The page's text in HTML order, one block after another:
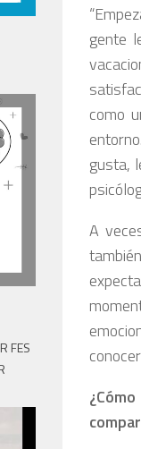
gente
como
gusta,
A
FES